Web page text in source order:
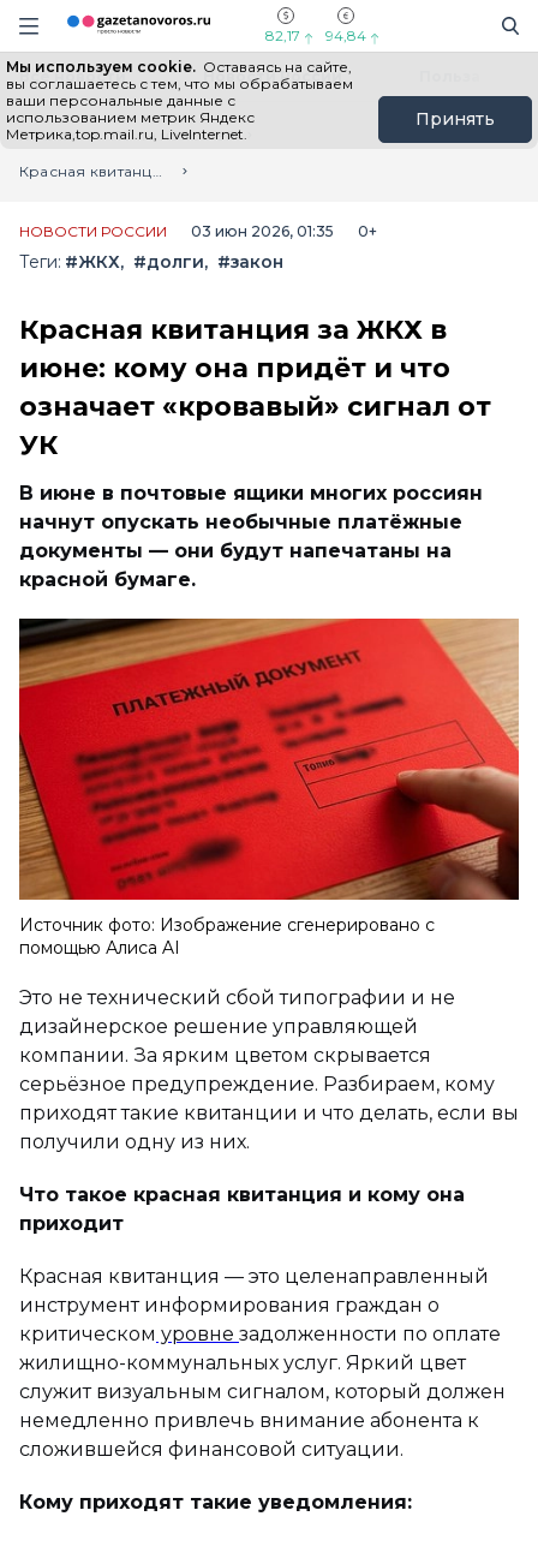
Информационный портал "ГазетаНоворос.ру"
Навигация сайта
82,17 94,84
Мы используем cookie. Оставаясь на сайте,
вы соглашаетесь с тем, что мы обрабатываем
ваши персональные данные с
использованием метрик Яндекс
Метрика,top.mail.ru, LiveInternet.
Принять
Все новости Новости России
Главная
Лента новостей
Красная квитанция за ЖКХ в июне: кому она придёт и что означает «кровавый» сигнал от УК
НОВОСТИ РОССИИ 03 июн 2026, 01:35 0+
Теги: #ЖКХ #долги #закон
Красная квитанция за ЖКХ в
июне: кому она придёт и что
означает «кровавый» сигнал от
УК
В июне в почтовые ящики многих россиян
начнут опускать необычные платёжные
документы — они будут напечатаны на
красной бумаге.
Источник фото: Изображение сгенерировано с
помощью Алиса AI
Это не технический сбой типографии и не
дизайнерское решение управляющей
компании. За ярким цветом скрывается
серьёзное предупреждение. Разбираем, кому
приходят такие квитанции и что делать, если вы
получили одну из них.
Что такое красная квитанция и кому она
приходит
Красная квитанция — это целенаправленный
инструмент информирования граждан о
критическом уровне задолженности по оплате
жилищно-коммунальных услуг. Яркий цвет
служит визуальным сигналом, который должен
немедленно привлечь внимание абонента к
сложившейся финансовой ситуации.
Кому приходят такие уведомления: